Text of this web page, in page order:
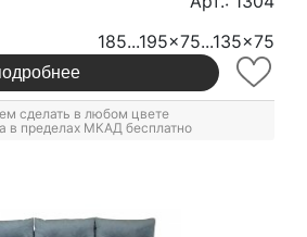
185...195x75...135x75
сделать в любом цвете
в пределах МКАД бесплатно